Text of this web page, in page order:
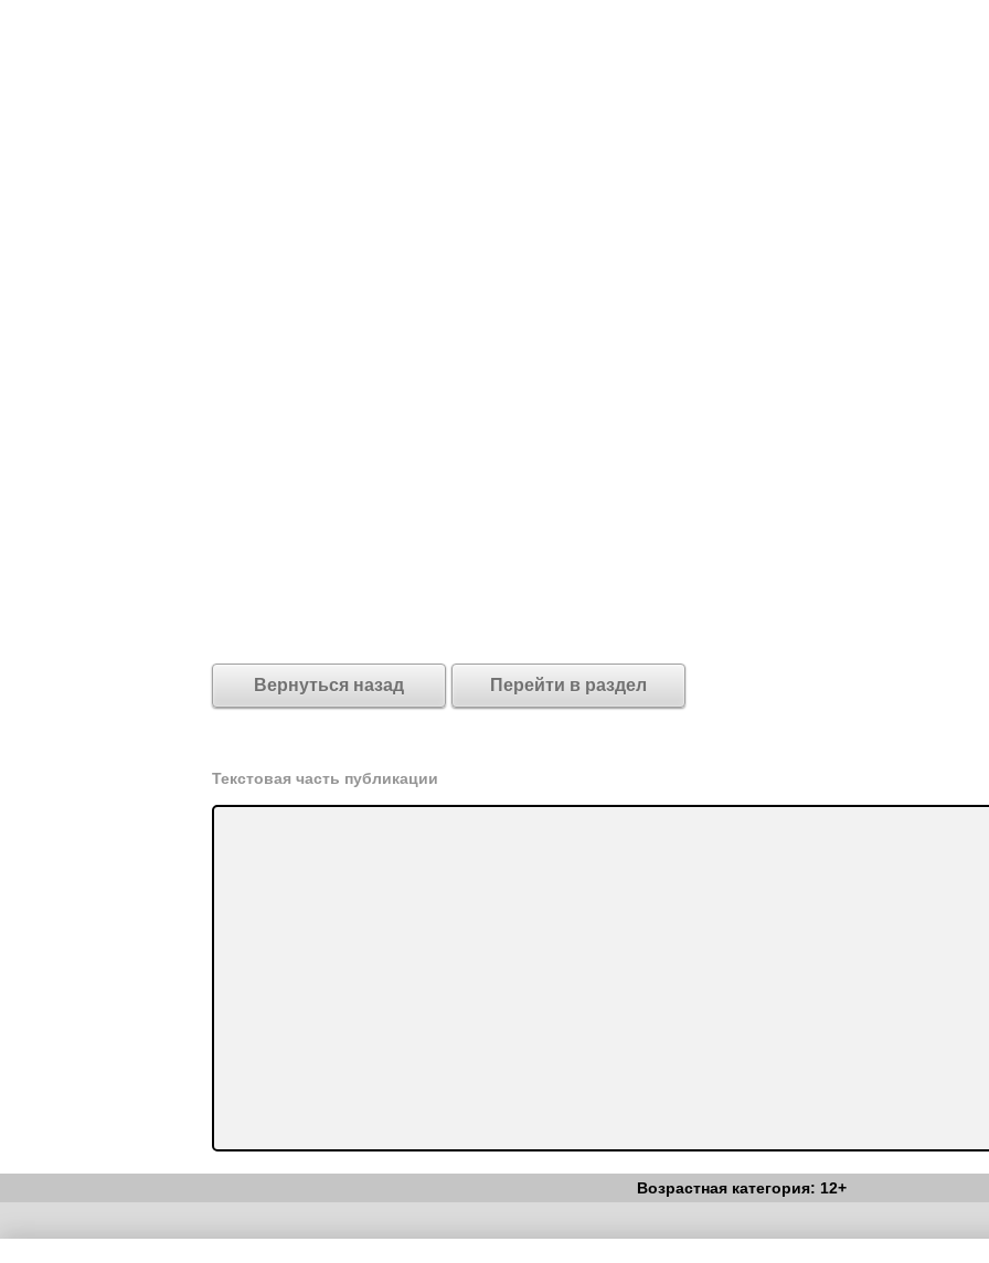
Вернуться назад Перейти в раздел
Текстовая часть публикации
Возрастная категория: 12+
Copyright (c) |Вестник Педагога|Об издании|Условия|Политика